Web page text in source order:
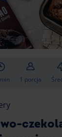
deser będzie
się
powinno
sprawi, że
temperaturze
1 porcja